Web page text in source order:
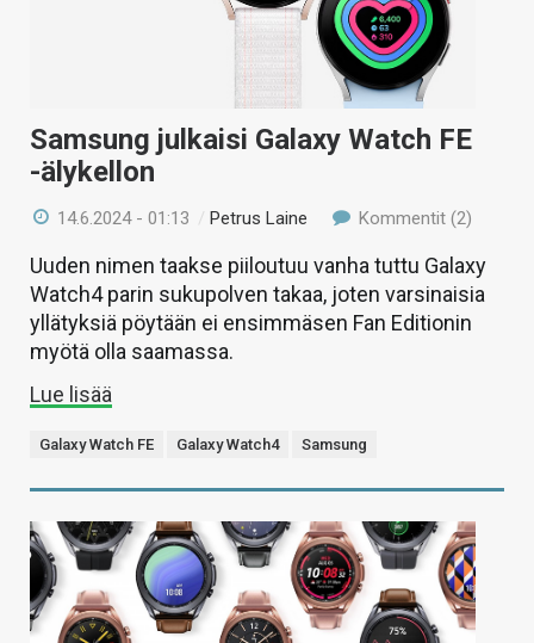
Samsung julkaisi Galaxy Watch FE
-älykellon
14.6.2024 - 01:13 / Petrus Laine Kommentit (2)
Uuden nimen taakse piiloutuu vanha tuttu Galaxy
Watch4 parin sukupolven takaa, joten varsinaisia
yllätyksiä pöytään ei ensimmäsen Fan Editionin
myötä olla saamassa.
Lue lisää
Galaxy Watch FE Galaxy Watch4 Samsung